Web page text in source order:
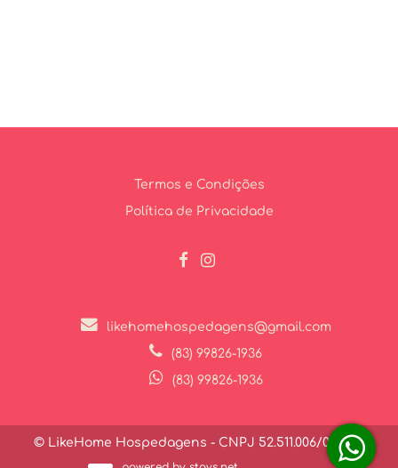
Termos e Condições
Política de Privacidade
likehomehospedagens@gmail.com
(83) 99826-1936
(83) 99826-1936
© LikeHome Hospedagens - CNPJ 52.511.006/0001-27